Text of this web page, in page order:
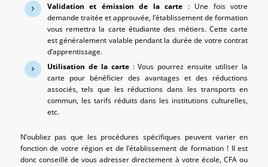
Validation et émission de la carte : Une fois votre
demande traitée et approuvée, l’établissement de formation
vous remettra la carte étudiante des métiers. Cette carte
est généralement valable pendant la durée de votre contrat
d’apprentissage.
Utilisation de la carte: Vous pourrez ensuite utiliser la
carte pour bénéficier des avantages et des réductions
associés, tels que les réductions dans les transports en
commun, les tarifs réduits dans les institutions culturelles,
etc.
N’oubliez pas que les procédures spécifiques peuvent varier en
fonction de votre région et de l’établissement de formation ! Il est
donc conseillé de vous adresser directement à votre école, CFA ou